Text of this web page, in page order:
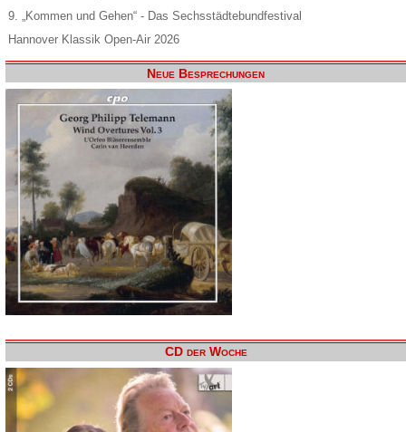
9. „Kommen und Gehen“ - Das Sechsstädtebundfestival
Hannover Klassik Open-Air 2026
Neue Besprechungen
CD der Woche